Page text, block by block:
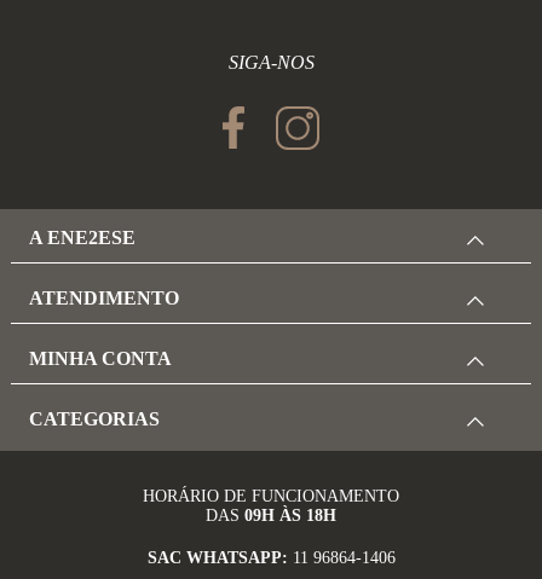
SIGA-NOS
A ENE2ESE
ATENDIMENTO
MINHA CONTA
CATEGORIAS
HORÁRIO DE FUNCIONAMENTO
DAS 09H ÀS 18H
SAC WHATSAPP: 11 96864-1406